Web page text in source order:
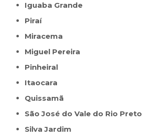
Iguaba Grande
Piraí
Miracema
Miguel Pereira
Pinheiral
Itaocara
Quissamã
São José do Vale do Rio Preto
Silva Jardim